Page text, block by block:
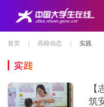
首页 高校动态 实践
实践
筑